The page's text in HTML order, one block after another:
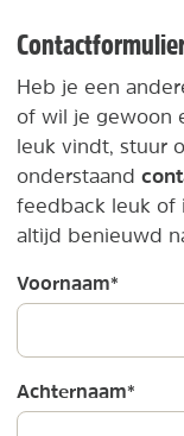
Heb je een
of wil je gewoon
leuk vindt, stuur
onderstaand
feedback leuk of
altijd benieuwd
Voornaam*
Achternaam*